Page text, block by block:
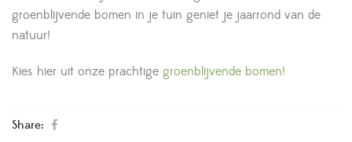
groenblijvende bomen in je tuin geniet je jaarrond van de
natuur!
Kies hier uit onze prachtige groenblijvende bomen!
Share: